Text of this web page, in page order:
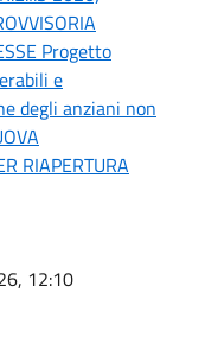
Progetto
e
degli anziani non
RIAPERTURA
12:10